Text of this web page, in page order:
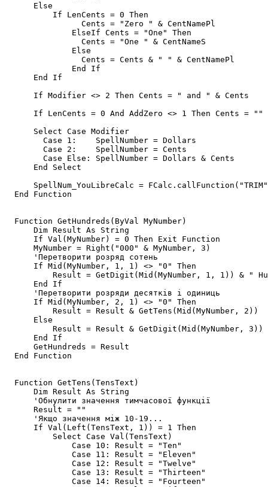
      Else
          If LenCents = 0 Then
      End If
If Modifier <> 2 Then Cents = " and " &
If LenCents = 0 And AddZero <> 1 Then Cents
      Select Case Modifier
        Case 1:    SpellNumber = Dollars
        Case 2:    SpellNumber = Cents
        Case Else: SpellNumber = Dollars & Cents
      End Select
SpellNum_YouLibreCalc =
  End Function
  Function GetHundreds(ByVal MyNumber)
      Dim Result As String
      If Val(MyNumber) = 0 Then Exit Function
      MyNumber = Right("000" & MyNumber, 3)
      'Перетворити розряд сотень
      If Mid(MyNumber, 1, 1) <> "0" Then
Result = GetDigit(Mid(MyNumber, 1, 1)) & "
      End If
      'Перетворити розряди десятків і одиниць
      If Mid(MyNumber, 2, 1) <> "0" Then
          Result = Result & GetTens(Mid(MyNumber, 2))
      Else
          Result = Result & GetDigit(Mid(MyNumber, 3))
      End If
      GetHundreds = Result
  End Function
  Function GetTens(TensText)
      Dim Result As String
      'Обнулити значення тимчасової функції
      Result = ""
      'Якщо значення між 10-19...
      If Val(Left(TensText, 1)) = 1 Then
          Select Case Val(TensText)
              Case 10: Result = "Ten"
              Case 11: Result = "Eleven"
              Case 12: Result = "Twelve"
              Case 13: Result = "Thirteen"
              Case 14: Result = "Fourteen"